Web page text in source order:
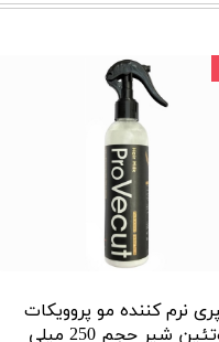
نرم کننده مو پروویکات
پروتئین شیر حجم 250 میلی